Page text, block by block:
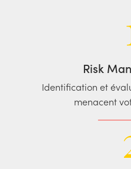
Risk
Identification et
menacent